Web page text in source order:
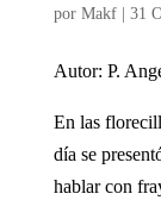
por Makf| 31
Autor: P.
En las
día se
hablar con